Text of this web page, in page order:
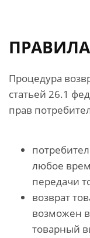
Процедура
статьей 26.1
прав
любое
передачи
возврат
возможен
товарный